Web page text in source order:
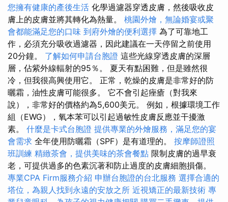
您擁有健康的產後生活 化學過濾器穿透皮膚，然後吸收皮
膚上的皮膚並將其轉化為熱量。 桃園外燴，無論婚宴或聚
會都能滿足您的口味 到府外燴的便利選擇 為了可靠地工
作，必須充分吸收過濾器，因此建議在一天停留之前使用
20分鐘。 了解如何申請台胞證 這些光線穿透皮膚的深層
層，佔紫外線輻射的95％。 夏天有點困難，但是雖然很
冷，但我很高興使用它。 正常，乾燥的皮膚是非常好的防
曬霜，油性皮膚可能很多。 它不會引起痤瘡（對我來
說），非常好的價格約為5,600美元。 例如，根據環境工作
組（EWG），氧本苯可以引起過敏性皮膚反應並干擾激
素。 什麼是卡式台胞證 提供專業的外燴服務，滿足您的宴
會需求 全年使用防曬霜（SPF）是有道理的。 按摩師證照
班訓練 精緻茶會，提供美味的茶會餐點 限制皮膚的過早衰
老，可提供過多的色素沉著和防止過度的皮膚細胞損傷。
專業CPA Firm服務介紹 申辦台胞證的台北服務 選擇合適的
塔位，為親人找到永遠的安放之所 近視矯正的最新技術 專